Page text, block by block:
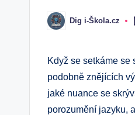
Posted
by
Dig i-Škola.cz
Když se setkáme se
podobně znějících
jaké nuance se
porozumění jazyku,